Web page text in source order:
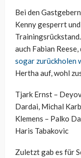
Bei den
Kenny gesperrt
auch Fabian Reese,
sogar zurückholen
Hertha auf, wohl
Tjark Ernst –
Dardai, Michal
Klemens – Palko
Haris Tabakovic
Zuletzt gab es für